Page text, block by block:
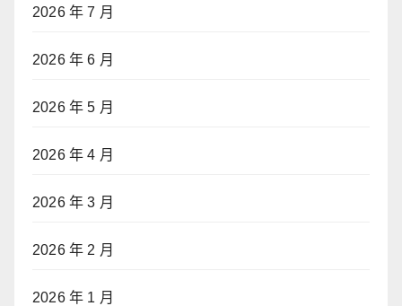
2026 年 7 月
2026 年 6 月
2026 年 5 月
2026 年 4 月
2026 年 3 月
2026 年 2 月
2026 年 1 月